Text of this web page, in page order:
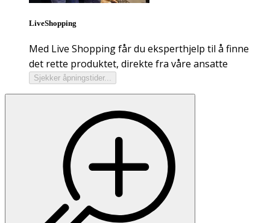
LiveShopping
Med Live Shopping får du eksperthjelp til å finne
det rette produktet, direkte fra våre ansatte
Sjekker åpningstider...